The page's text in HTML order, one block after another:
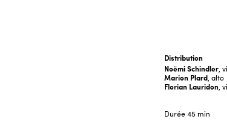
Distribution
Noëmi Schindler,
Marion Plard, alto
Florian Lauridon,
Durée45 min